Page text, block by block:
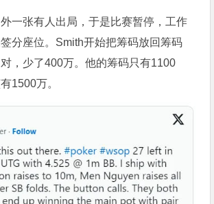
一张有人出局，于是比赛暂停，工作
分座位。Smith开始把筹码放回筹码
，少了400万。他的筹码只有1100
1500万。